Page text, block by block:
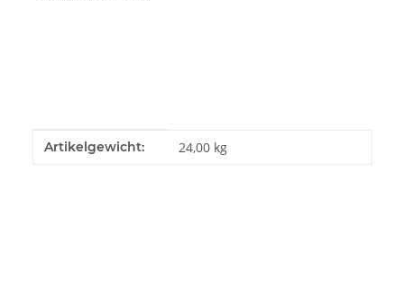
Produkteigenschaft
Wert
Artikelgewicht: 24,00 kg